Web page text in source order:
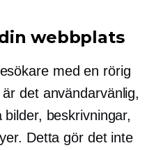
webbplats
med en rörig
är det användarvänlig,
beskrivningar,
Detta gör det inte